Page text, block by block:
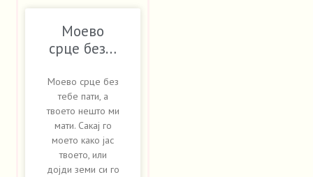
Моево
срце без…
Моево срце без
тебе пати, а
твоето нешто ми
мати. Сакај го
моето како јас
твоето, или
дојди земи си го